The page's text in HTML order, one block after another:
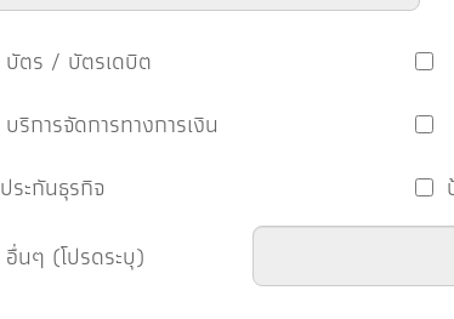
บัตร / บัตรเดบิต
บริการจัดการทางการเงิน
ประกันธุรกิจ
อื่นๆ (โปรดระบุ)